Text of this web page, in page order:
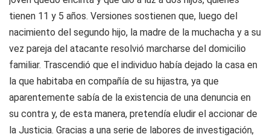
tienen 11 y 5 años. Versiones sostienen que, luego del
nacimiento del segundo hijo, la madre de la muchacha y a su
vez pareja del atacante resolvió marcharse del domicilio
familiar. Trascendió que el individuo había dejado la casa en
la que habitaba en compañía de su hijastra, ya que
aparentemente sabía de la existencia de una denuncia en
su contra y, de esta manera, pretendía eludir el accionar de
la Justicia. Gracias a una serie de labores de investigación,